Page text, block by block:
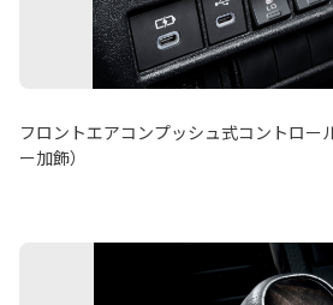
フロントエアコンプッシュ式コントロー
ー加飾）